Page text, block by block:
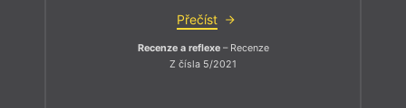
Přečíst
Recenze a reflexe– Recenze
Z čísla 5/2021